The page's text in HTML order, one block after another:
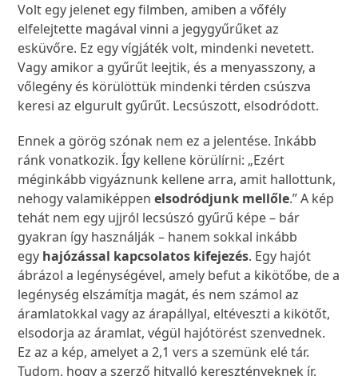
Volt egy jelenet egy filmben, amiben a vőfély
elfelejtette magával vinni a jegygyűrűket az
esküvőre. Ez egy vígjáték volt, mindenki nevetett.
Vagy amikor a gyűrűt leejtik, és a menyasszony, a
vőlegény és körülöttük mindenki térden csúszva
keresi az elgurult gyűrűt. Lecsúszott, elsodródott.
Ennek a görög szónak nem ez a jelentése. Inkább
ránk vonatkozik. Így kellene körülírni: „Ezért
méginkább vigyáznunk kellene arra, amit hallottunk,
nehogy valamiképpenelsodródjunk mellőle.” A kép
tehát nem egy ujjról lecsúszó gyűrű képe – bár
gyakran így használják – hanem sokkal inkább
egy hajózással kapcsolatos kifejezés. Egy hajót
ábrázol a legénységével, amely befut a kikötőbe, de a
legénység elszámítja magát, és nem számol az
áramlatokkal vagy az árapállyal, eltéveszti a kikötőt,
elsodorja az áramlat, végül hajótörést szenvednek.
Ez az a kép, amelyet a 2,1 vers a szemünk elé tár.
Tudom, hogy a szerző hitvalló keresztényeknek ír.